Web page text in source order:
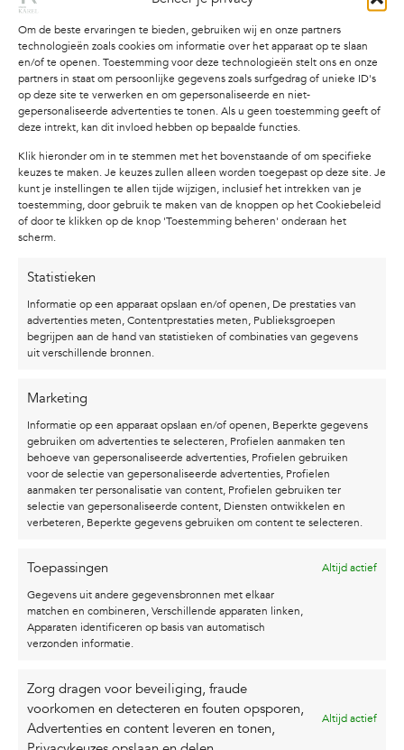
Om de beste ervaringen te bieden, gebruiken wij en onze partners
technologieën zoals cookies om informatie over het apparaat op te slaan
en/of te openen. Toestemming voor deze technologieën stelt ons en onze
partners in staat om persoonlijke gegevens zoals surfgedrag of unieke ID's
op deze site te verwerken en om gepersonaliseerde en niet-
gepersonaliseerde advertenties te tonen. Als u geen toestemming geeft of
deze intrekt, kan dit invloed hebben op bepaalde functies.
Klik hieronder om in te stemmen met het bovenstaande of om specifieke
keuzes te maken. Je keuzes zullen alleen worden toegepast op deze site. Je
kunt je instellingen te allen tijde wijzigen, inclusief het intrekken van je
toestemming, door gebruik te maken van de knoppen op het Cookiebeleid
of door te klikken op de knop 'Toestemming beheren' onderaan het
scherm.
Statistieken
Informatie op een apparaat opslaan en/of openen, De prestaties van
advertenties meten, Contentprestaties meten, Publieksgroepen
begrijpen aan de hand van statistieken of combinaties van gegevens
uit verschillende bronnen.
Marketing
Informatie op een apparaat opslaan en/of openen, Beperkte gegevens
gebruiken om advertenties te selecteren, Profielen aanmaken ten
behoeve van gepersonaliseerde advertenties, Profielen gebruiken
voor de selectie van gepersonaliseerde advertenties, Profielen
aanmaken ter personalisatie van content, Profielen gebruiken ter
selectie van gepersonaliseerde content, Diensten ontwikkelen en
verbeteren, Beperkte gegevens gebruiken om content te selecteren.
Toepassingen
Altijd actief
Gegevens uit andere gegevensbronnen met elkaar
matchen en combineren, Verschillende apparaten linken,
Apparaten identificeren op basis van automatisch
verzonden informatie.
Zorg dragen voor beveiliging, fraude
voorkomen en detecteren en fouten opsporen,
Advertenties en content leveren en tonen,
Altijd actief
Beschrijving
Beeld van ca. 25cm. hoog, opgeschilderd met
spray paint, marker, acryl verf en lak.
— F*CK normal: I want magic —
Limitations only exist if you let them. Relentless
idealism: ongenadig hard durven dromen.
Dromen geven de ruimte om buiten de kaders te
kunnen denken. Dromen geven de ruimte om
vertrouwen op te bouwen. Dromen geven
DEZE ...
Verkocht
OF PERSPECTIVE”
€295,00 incl. BTW
100X120CM | “AND
STILL I RISE”
€1.595,00